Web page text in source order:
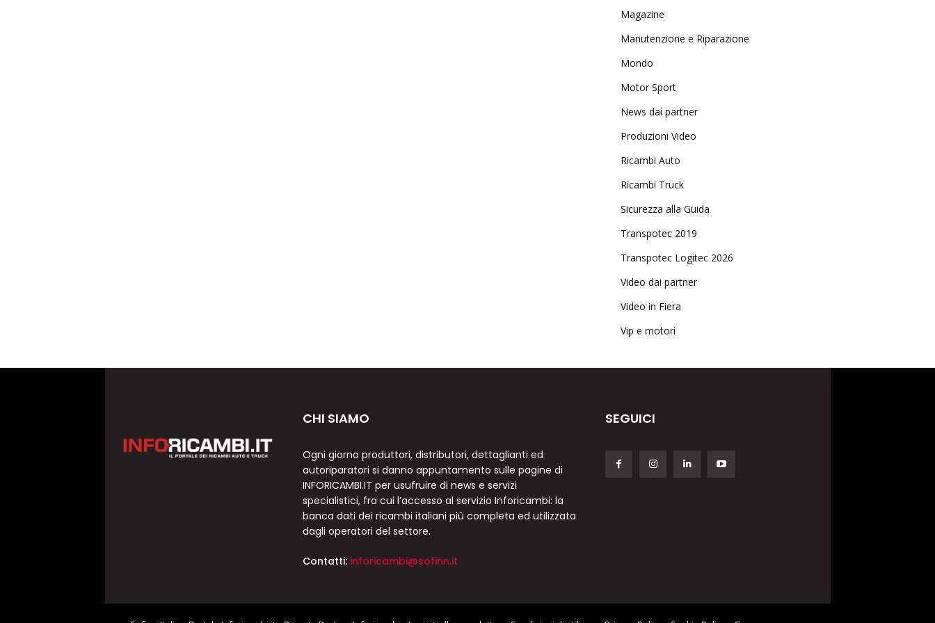
Magazine
Manutenzione e Riparazione
Mondo
Motor Sport
News dai partner
Produzioni Video
Ricambi Auto
Ricambi Truck
Sicurezza alla Guida
Transpotec 2019
Transpotec Logitec 2026
Video dai partner
Video in Fiera
Vip e motori
CHI SIAMO
Ogni giorno produttori, distributori, dettaglianti ed
autoriparatori si danno appuntamento sulle pagine di
INFORICAMBI.IT per usufruire di news e servizi
specialistici, fra cui l’accesso al servizio Inforicambi: la
banca dati dei ricambi italiani più completa ed utilizzata
dagli operatori del settore.
Contatti: inforicambi@sofinn.it
SEGUICI